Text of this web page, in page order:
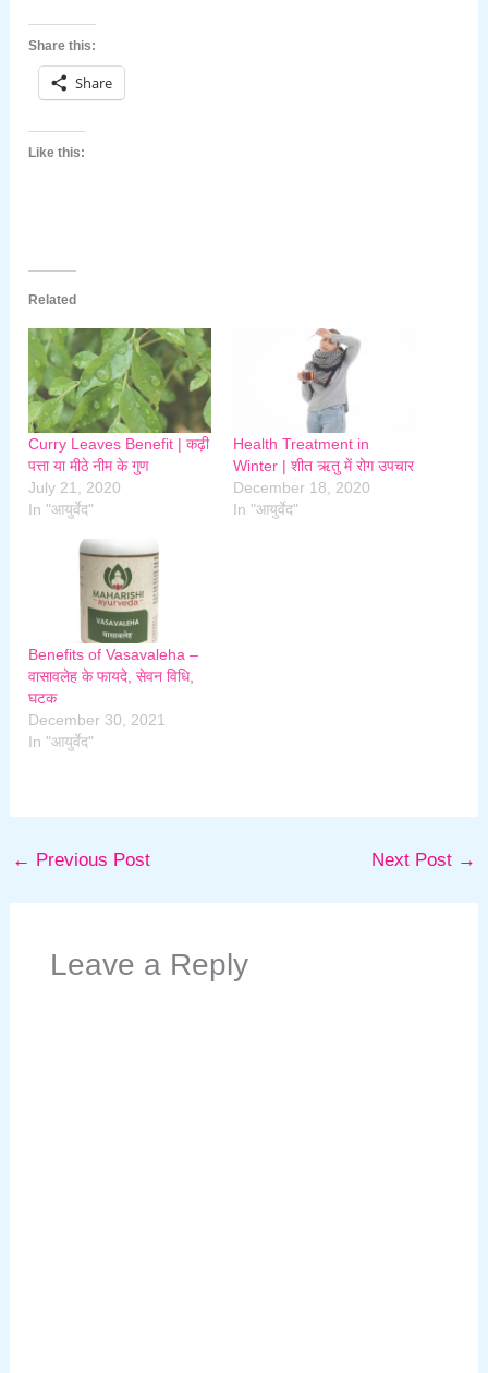
Share this:
Share
Like this:
Related
Curry Leaves Benefit | कढ़ी
पत्ता या मीठे नीम के गुण
July 21, 2020
In "आयुर्वेद"
Health Treatment in
Winter | शीत ऋतु में रोग उपचार
December 18, 2020
In "आयुर्वेद"
Benefits of Vasavaleha –
वासावलेह के फायदे, सेवन विधि,
घटक
December 30, 2021
In "आयुर्वेद"
← Previous Post Next Post →
Leave a Reply